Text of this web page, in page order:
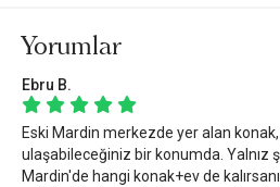
Yorumlar
Ebru B.
Eski Mardin merkezde yer alan
ulaşabileceğiniz bir konumda. Yalnız
Mardin'de hangi konak+ev de